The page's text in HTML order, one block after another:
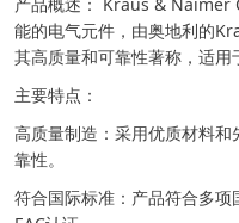
能的电气元件，由奥地利的
其高质量和可靠性著称，适用
主要特点：
高质量制造：采用优质材料
靠性。
符合国际标准：产品符合多项